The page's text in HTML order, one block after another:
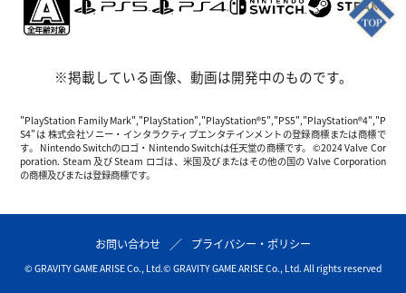
※掲載している画像、動画は開発中のものです。
"PlayStation Family Mark","PlayStation","PlayStation®5","PS5","PlayStation®4","P
S4"は 株式会社ソニー・インタラクティブエンタテインメントの登録商標または商標で
す。 Nintendo Switchのロゴ・Nintendo Switchは任天堂の商標です。 ©2024 Valve Cor
poration. Steam 及び Steam ロゴは、米国及びまたはその他の国の Valve Corporation
の商標及びまたは登録商標です。
お問い合わせ プライバシー・ポリシー
© GRAVITY GAME ARISE Co., Ltd.© GRAVITY GAME ARISE Co., Ltd. All rights reserved